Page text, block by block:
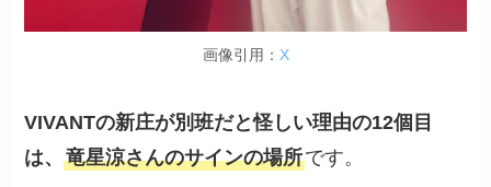
画像引用： X
VIVANTの新庄が別班だと怪しい理由の12個目
は、竜星涼さんのサインの場所です。